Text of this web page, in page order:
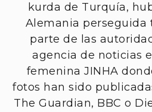
kurda de Turquía,
Alemania perseguida
parte de las
agencia de noticias
femenina JINHA
fotos han sido
The Guardian, BBC o